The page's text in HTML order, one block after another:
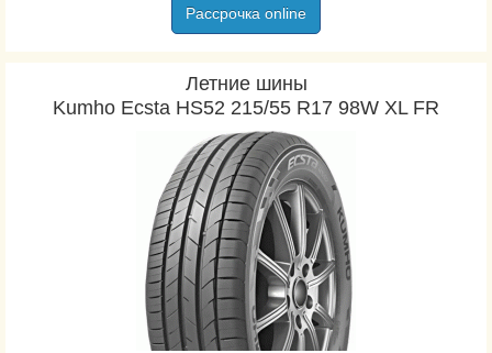
Рассрочка online
Летние шины
Kumho Ecsta HS52 215/55 R17 98W XL FR